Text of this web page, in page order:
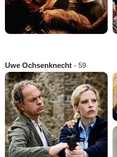
Uwe Ochsenknecht - 59